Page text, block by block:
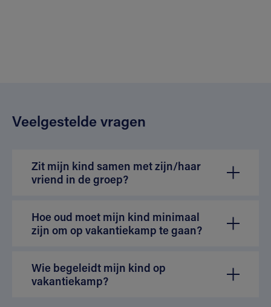
Veelgestelde vragen
Zit mijn kind samen met zijn/haar
vriend in de groep?
Hoe oud moet mijn kind minimaal
zijn om op vakantiekamp te gaan?
Wie begeleidt mijn kind op
vakantiekamp?